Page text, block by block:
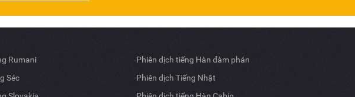
Rumani
Séc
Phiên dịch tiếng Hàn đàm phán
Phiên dịch Tiếng Nhật